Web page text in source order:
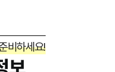
비하세요!